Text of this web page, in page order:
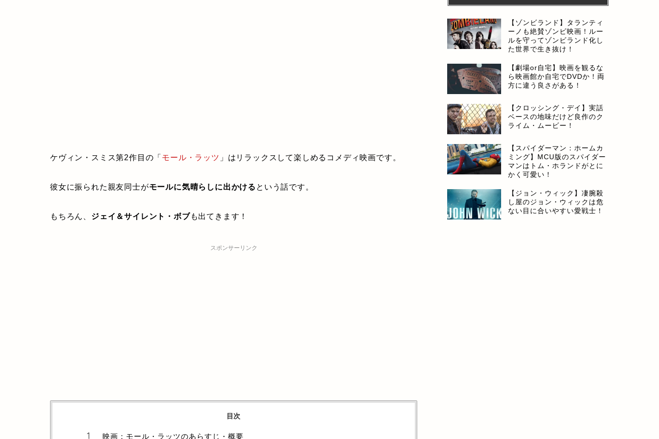
ケヴィン・スミス第2作目の「 モール・ラッツ 」はリラックスして楽しめるコメディ映画です。
彼女に振られた親友同士がモールに気晴らしに出かける という話です。
もちろん、 ジェイ＆サイレント・ボブも出てきます！
スポンサーリンク
目次
映画：モール・ラッツのあらすじ・概要
【ゾンビランド】タランティ
ーノも絶賛ゾンビ映画！ルー
ルを守ってゾンビランド化し
た世界で生き抜け！
【劇場or自宅】映画を観るな
ら映画館か自宅でDVDか！両
方に違う良さがある！
【クロッシング・デイ】実話
ベースの地味だけど良作のク
ライム・ムービー！
【スパイダーマン：ホームカ
ミング】MCU版のスパイダー
マンはトム・ホランドがとに
かく可愛い！
【ジョン・ウィック】凄腕殺
し屋のジョン・ウィックは危
ない目に合いやすい愛戦士！